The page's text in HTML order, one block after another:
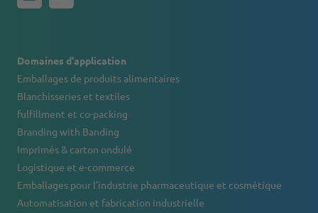
Domaines d'application
Emballages de produits alimentaires
Blanchisseries et textiles
fulfillment et co-packing
Branding with Banding
Imprimés & carton ondulé
Logistique et e-commerce
Emballages pour l’industrie pharmaceutique et cosmétique
Automatisation et fabrication industrielle